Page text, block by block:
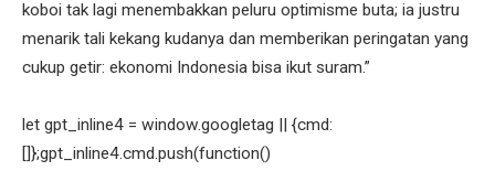
koboi tak lagi menembakkan peluru optimisme buta; ia justru
menarik tali kekang kudanya dan memberikan peringatan yang
cukup getir: ekonomi Indonesia bisa ikut suram.”
let gpt_inline4 = window.googletag || {cmd:
[]};gpt_inline4.cmd.push(function()